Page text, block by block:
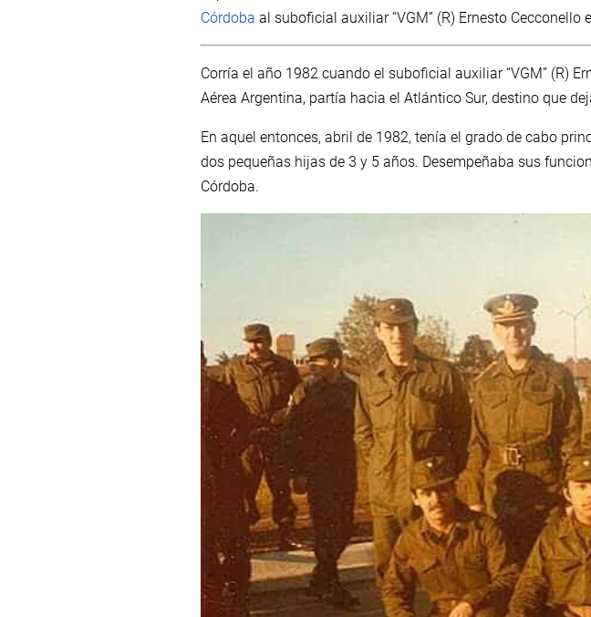
Córdoba al suboficial auxiliar “VGM” (R) Ernesto Cecconello
Corría el año 1982 cuando el suboficial auxiliar “VGM” (R)
Aérea Argentina, partía hacia el Atlántico Sur, destino que
En aquel entonces, abril de 1982, tenía el grado de cabo
dos pequeñas hijas de 3 y 5 años. Desempeñaba sus
Córdoba.